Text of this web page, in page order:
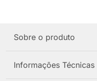
Sobre o produto
Informações Técnicas